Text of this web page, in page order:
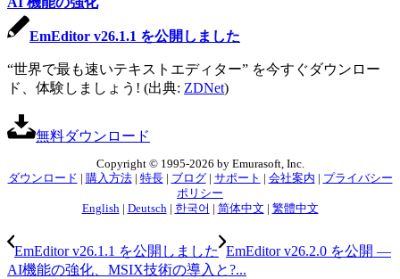
EmEditor v26.1.1 を公開しました
“世界で最も速いテキストエディター” を今すぐダウンロー
ド、体験しましょう! (出典: ZDNet)
無料ダウンロード
Copyright © 1995-2026 by Emurasoft, Inc.
ダウンロード | 購入方法| 特長| ブログ| サポート | 会社案内 | プライバシー
ポリシー
English | Deutsch | 한국어 | 简体中文 | 繁體中文
EmEditor v26.1.1 を公開しました EmEditor v26.2.0 を公開 —
AI機能の強化、MSIX技術の導入と?...